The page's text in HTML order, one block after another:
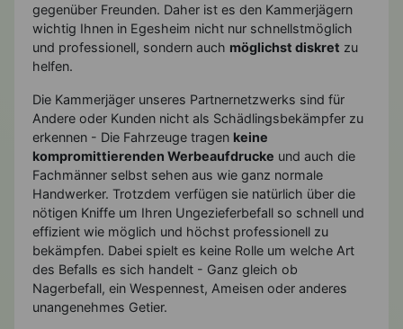
gegenüber Freunden. Daher ist es den Kammerjägern
wichtig Ihnen in Egesheim nicht nur schnellstmöglich
und professionell, sondern auch möglichst diskret zu
helfen.
Die Kammerjäger unseres Partnernetzwerks sind für
Andere oder Kunden nicht als Schädlingsbekämpfer zu
erkennen - Die Fahrzeuge tragen keine
kompromittierenden Werbeaufdrucke und auch die
Fachmänner selbst sehen aus wie ganz normale
Handwerker. Trotzdem verfügen sie natürlich über die
nötigen Kniffe um Ihren Ungezieferbefall so schnell und
effizient wie möglich und höchst professionell zu
bekämpfen. Dabei spielt es keine Rolle um welche Art
des Befalls es sich handelt - Ganz gleich ob
Nagerbefall, ein Wespennest, Ameisen oder anderes
unangenehmes Getier.